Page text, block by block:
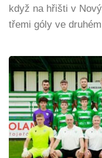
když na hřišti v
třemi góly ve